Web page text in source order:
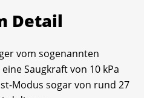
Detail
vom sogenannten
Saugkraft von 10 kPa
Modus sogar von rund 27